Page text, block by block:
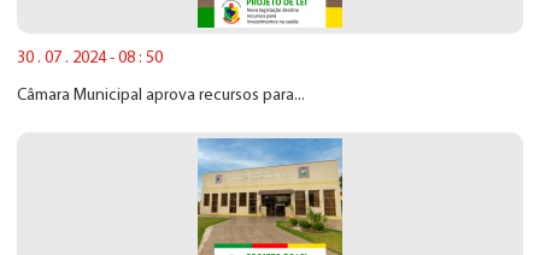
30 . 07 . 2024 - 08 : 50
Câmara Municipal aprova recursos para...